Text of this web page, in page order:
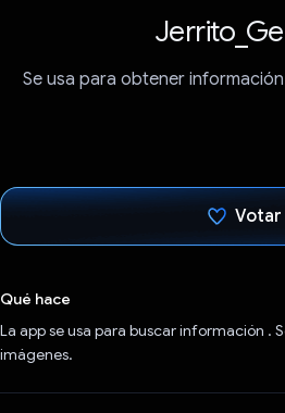
Se usa para obtener
Votar
Qué hace
La app se usa para buscar información .
imágenes.